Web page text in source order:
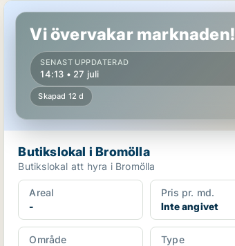
Butikslokal i Bromölla
Vi övervakar marknaden!
SENAST UPPDATERAD
14:13 • 27 juli
Skapad 12 d
Butikslokal i Bromölla
Butikslokal att hyra i Bromölla
Areal
-
Pris pr. md.
Inte angivet
Område
Type